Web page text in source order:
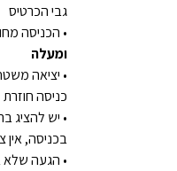
גבי הכרטיס
• הכניסה
ומעלה
• יציאה
כניסה חוזרת
• יש להציג
בכניסה, אין
• הגעה